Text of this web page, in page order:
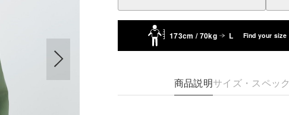
173cm / 70kg L Find your size
商品説明サイズ・スペック